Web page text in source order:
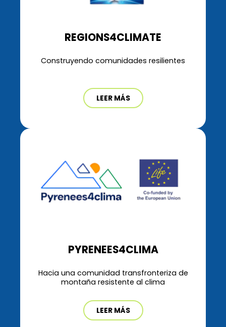
REGIONS4CLIMATE
Construyendo comunidades resilientes
LEER MÁS
PYRENEES4CLIMA
Hacia una comunidad transfronteriza de
montaña resistente al clima
LEER MÁS